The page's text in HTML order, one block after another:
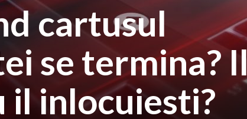
cartusul
se termina? Il
il inlocuiesti?